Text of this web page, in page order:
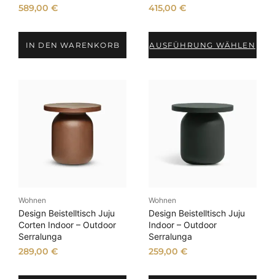
r
i
e
r
589,00€
IN DEN WARENKORB
415,00 €
AUSFÜHRUNG WÄHLEN
Wohnen
Design Beistelltisch Juju
Corten Indoor – Outdoor
Serralunga
289,00€
Wohnen
Design Beistelltisch Juju
Indoor – Outdoor
Serralunga
259,00 €